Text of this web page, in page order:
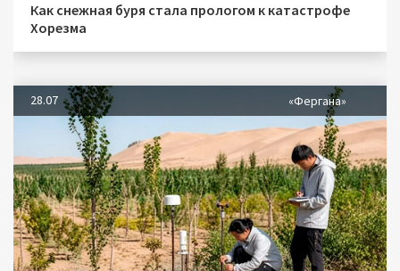
Как снежная буря стала прологом к катастрофе
Хорезма
28.07 «Фергана»